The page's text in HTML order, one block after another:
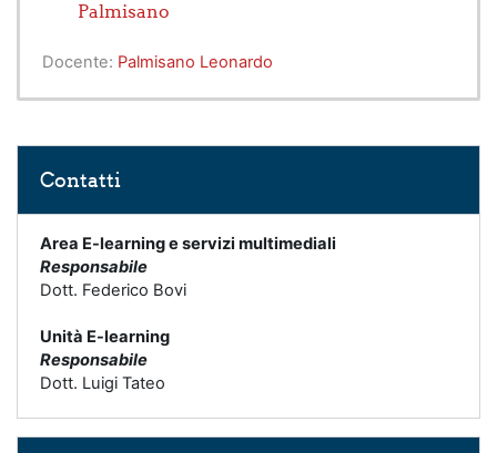
Palmisano
Docente: Palmisano Leonardo
Contatti
Area E-learning e servizi multimediali
Responsabile
Dott. Federico Bovi
Unità E-learning
Responsabile
Dott. Luigi Tateo